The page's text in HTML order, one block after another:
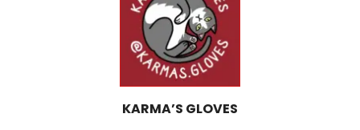
KARMA’S GLOVES